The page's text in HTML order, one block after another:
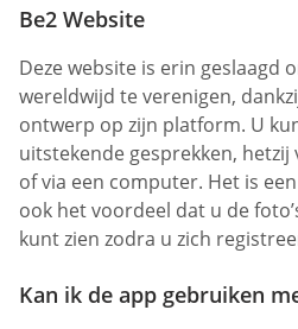
Be2 Website
Deze website is erin geslaagd
wereldwijd te verenigen,
ontwerp op zijn platform. U
uitstekende gesprekken,
of via een computer. Het is
ook het voordeel dat u de
kunt zien zodra u zich
Kan ik de app gebruiken